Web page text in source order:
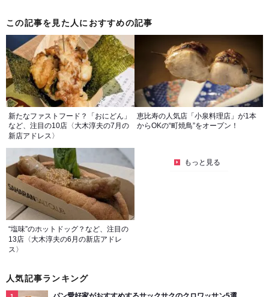
この記事を見た人におすすめの記事
新たなファストフード？「おにどん」
など、注目の10店〈大木淳夫の7月の
新店アドレス〉
恵比寿の人気店「小泉料理店」が1本
からOKの“町焼鳥”をオープン！
“塩味”のホットドッグ？など、注目の
13店〈大木淳夫の6月の新店アドレ
ス〉
もっと見る
人気記事ランキング